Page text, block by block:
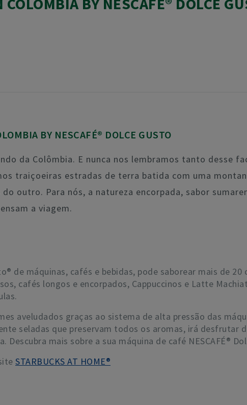
BY NESCAFÉ® DOLCE GUSTO
da Colômbia. E nunca nos lembramos tanto desse
traiçoeiras estradas de terra batida com uma
outro. Para nós, a natureza encorpada, sabor
a viagem.
de máquinas, cafés e bebidas, pode saborear mais de
cafés longos e encorpados, Cappuccinos e Latte
aveludados graças ao sistema de alta pressão das
seladas que preservam todos os aromas, irá desfrutar
Descubra mais sobre a sua máquina de café NESCAFÉ®
STARBUCKS AT HOME®